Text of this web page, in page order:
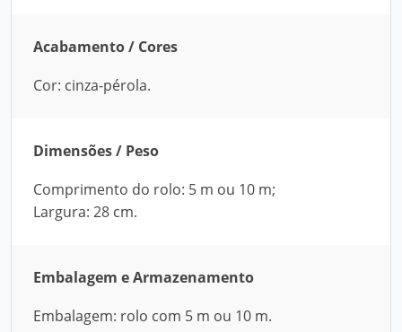
Acabamento / Cores
Cor: cinza-pérola.
Dimensões / Peso
Comprimento do rolo: 5 m ou 10 m;
Largura: 28 cm.
Embalagem e Armazenamento
Embalagem: rolo com 5 m ou 10 m.